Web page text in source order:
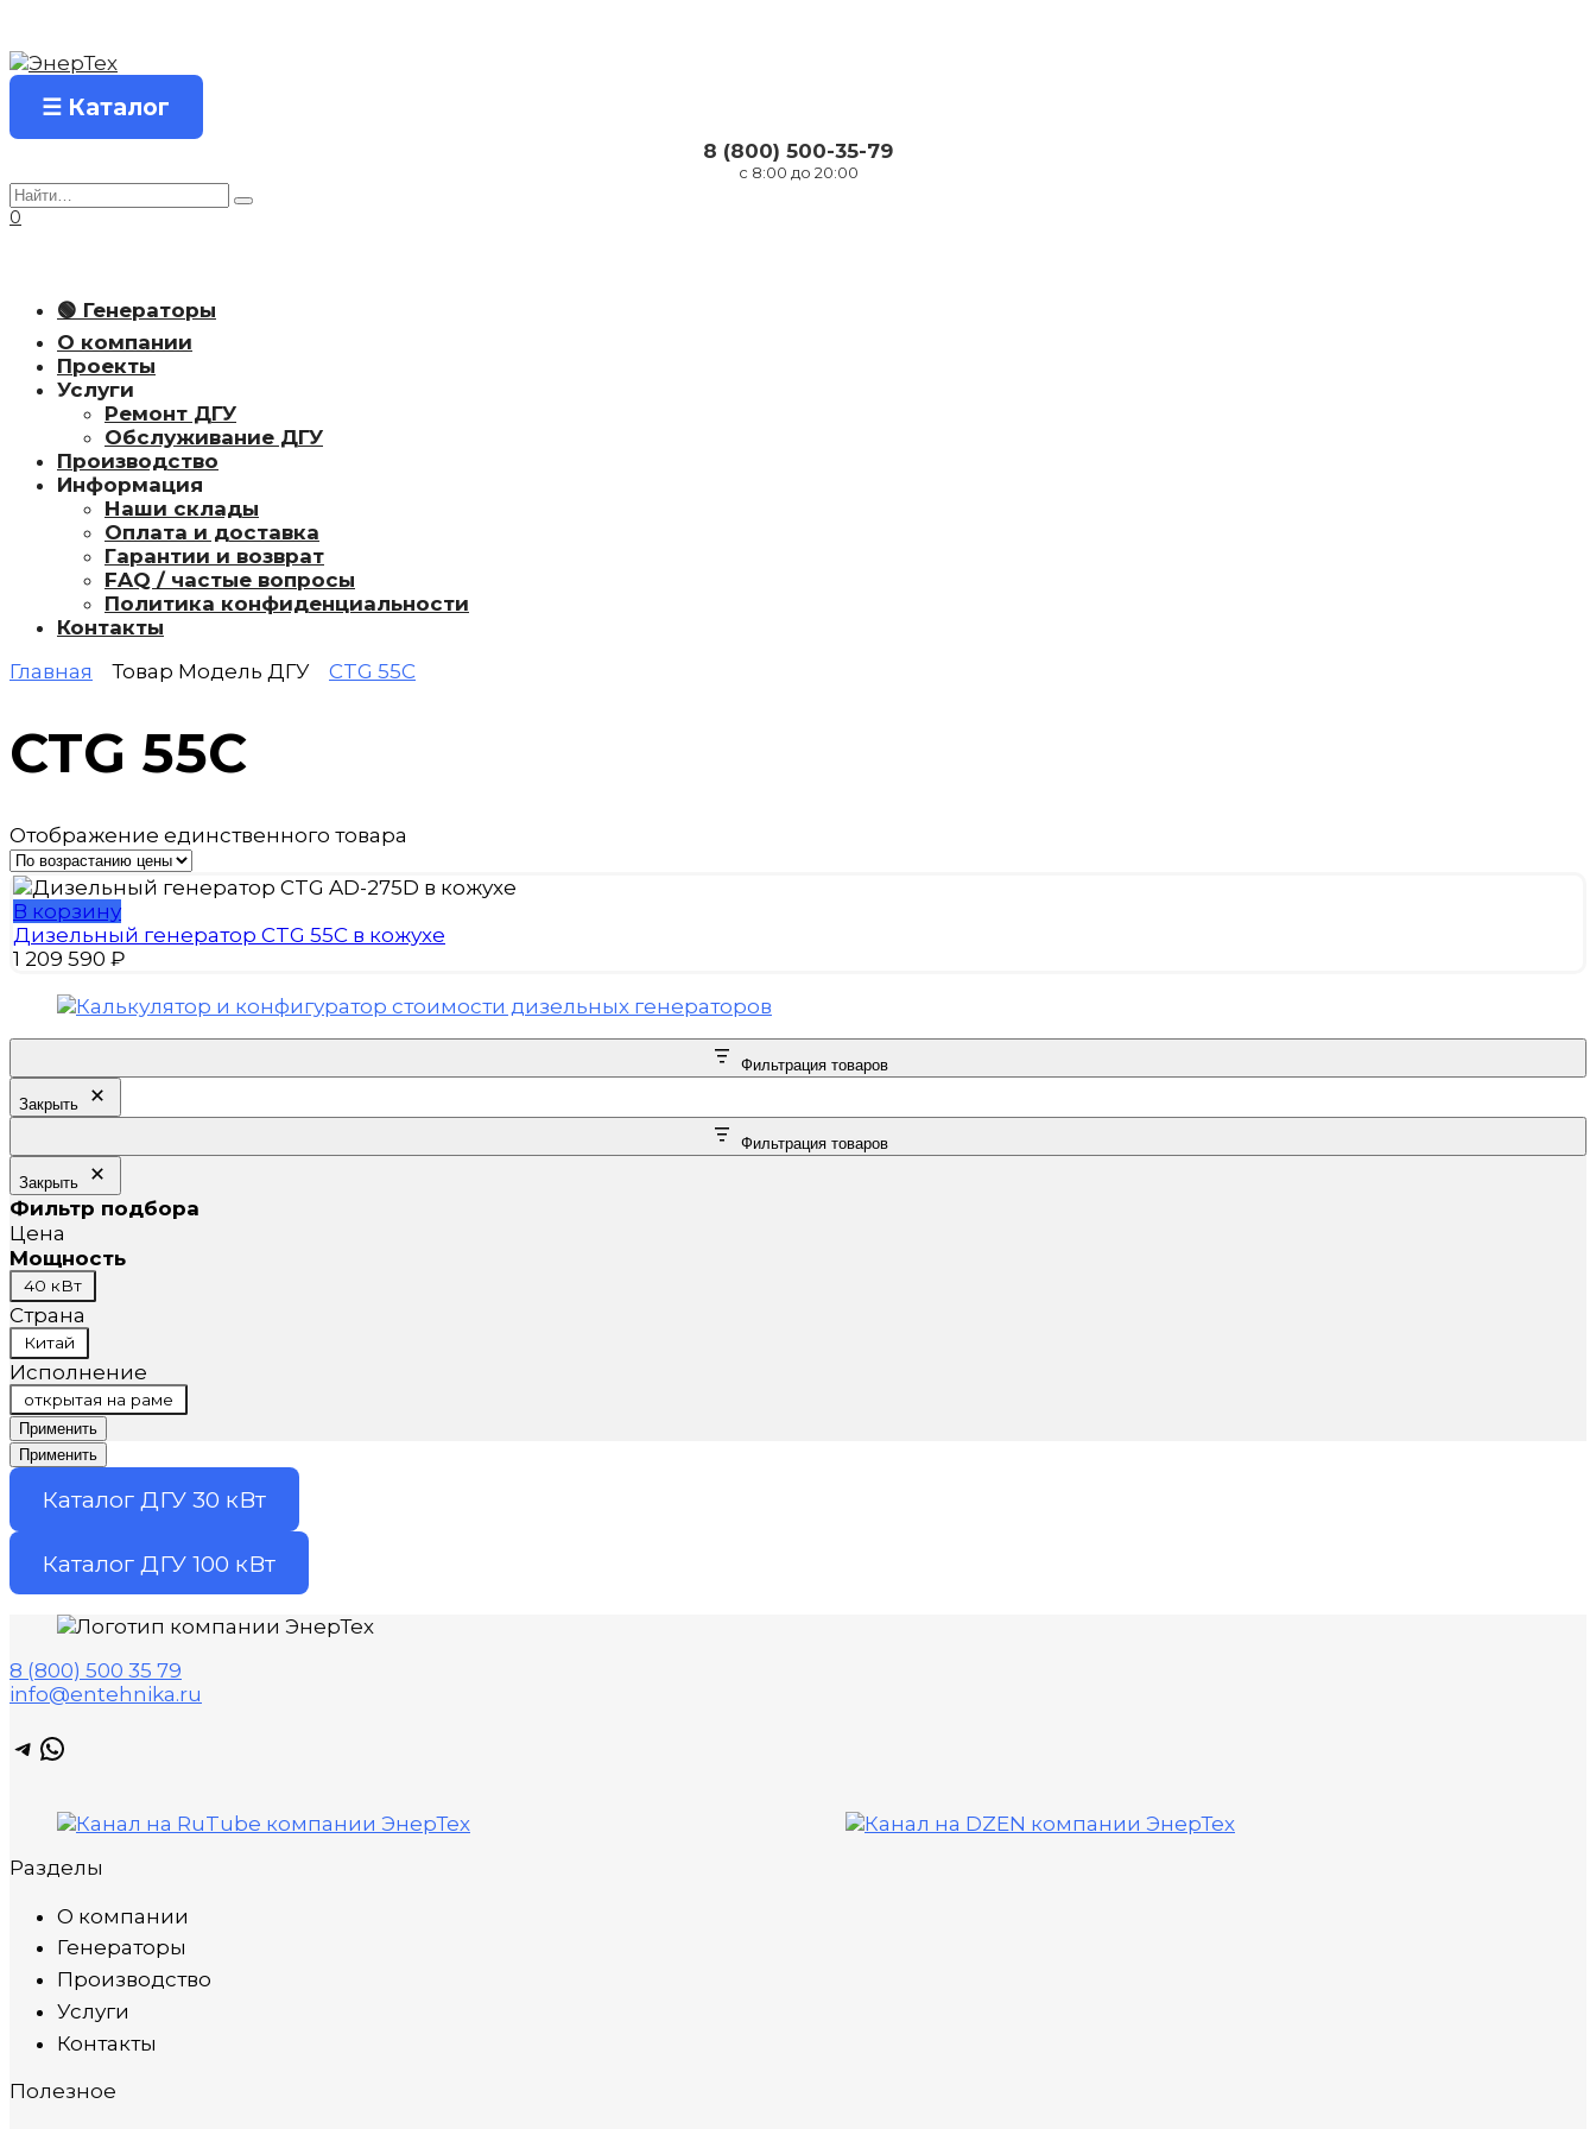
содержанию
☰ Каталог
8 (800) 500-35-79
с 8:00 до 20:00
Search
for:
0
🟢 Генераторы
О компании
Проекты
Услуги
Ремонт ДГУ
Обслуживание ДГУ
Производство
Информация
Наши склады
Оплата и доставка
Гарантии и возврат
FAQ / частые вопросы
Политика конфиденциальности
Контакты
Главная
Товар Модель ДГУ CTG 55С
CTG 55С
Отображение единственного товара
В корзину
Дизельный генератор CTG 55С в кожухе
1 209 590 ₽
Фильтрация товаров
Закрыть
Фильтрация товаров
Закрыть
Фильтр подбора
Цена
Мощность
Мощность
40 кВт
Страна
Страна
Китай
Исполнение
Исполнение
открытая на раме
Применить
Применить
Каталог ДГУ 30 кВт
Каталог ДГУ 100 кВт
8 (800) 500 35 79
info@entehnika.ru
Telegram
WhatsApp
Разделы
О компании
Генераторы
Производство
Услуги
Контакты
Полезное